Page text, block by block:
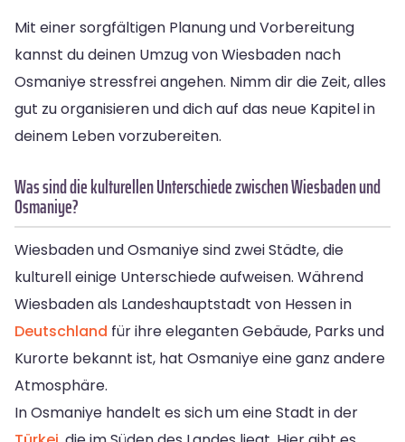
Mit einer sorgfältigen Planung und Vorbereitung
kannst du deinen Umzug von Wiesbaden nach
Osmaniye stressfrei angehen. Nimm dir die Zeit, alles
gut zu organisieren und dich auf das neue Kapitel in
deinem Leben vorzubereiten.
Was sind die kulturellen Unterschiede zwischen Wiesbaden und
Osmaniye?
Wiesbaden und Osmaniye sind zwei Städte, die
kulturell einige Unterschiede aufweisen. Während
Wiesbaden als Landeshauptstadt von Hessen in
Deutschland für ihre eleganten Gebäude, Parks und
Kurorte bekannt ist, hat Osmaniye eine ganz andere
Atmosphäre.
In Osmaniye handelt es sich um eine Stadt in der